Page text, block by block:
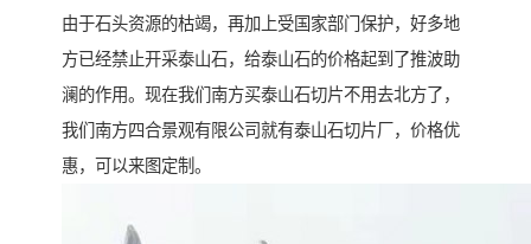
由于石头资源的枯竭，再加上受国家部门保护，好多地
方已经禁止开采泰山石，给泰山石的价格起到了推波助
澜的作用。现在我们南方买泰山石切片不用去北方了，
我们南方四合景观有限公司就有泰山石切片厂，价格优
惠，可以来图定制。